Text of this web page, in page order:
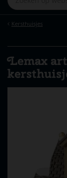
Kersthuisjes
Lemax